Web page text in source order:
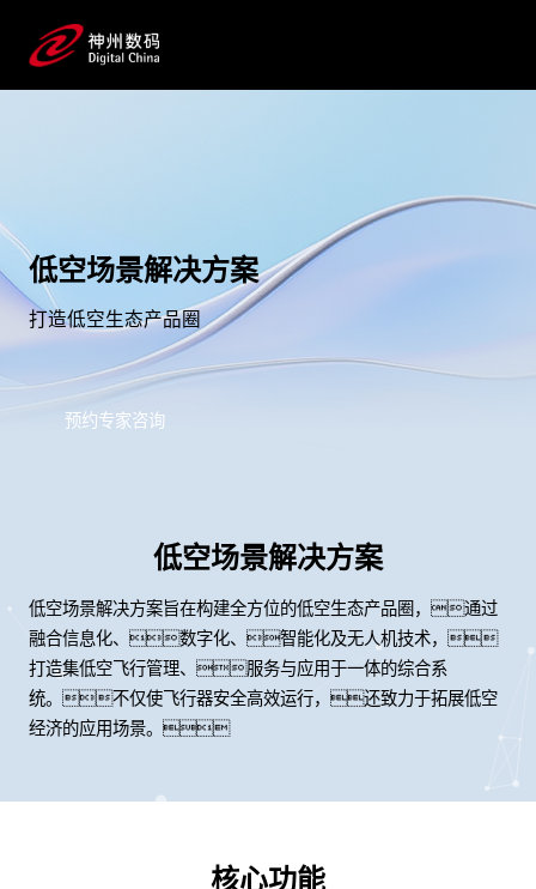
低空场景解决方案
打造低空生态产品圈
预约专家咨询
低空场景解决方案
低空场景解决方案旨在构建全方位的低空生态产品圈，通过
融合信息化、数字化、智能化及无人机技术，
打造集低空飞行管理、服务与应用于一体的综合系
统。不仅使飞行器安全高效运行，还致力于拓展低空
经济的应用场景。
核心功能